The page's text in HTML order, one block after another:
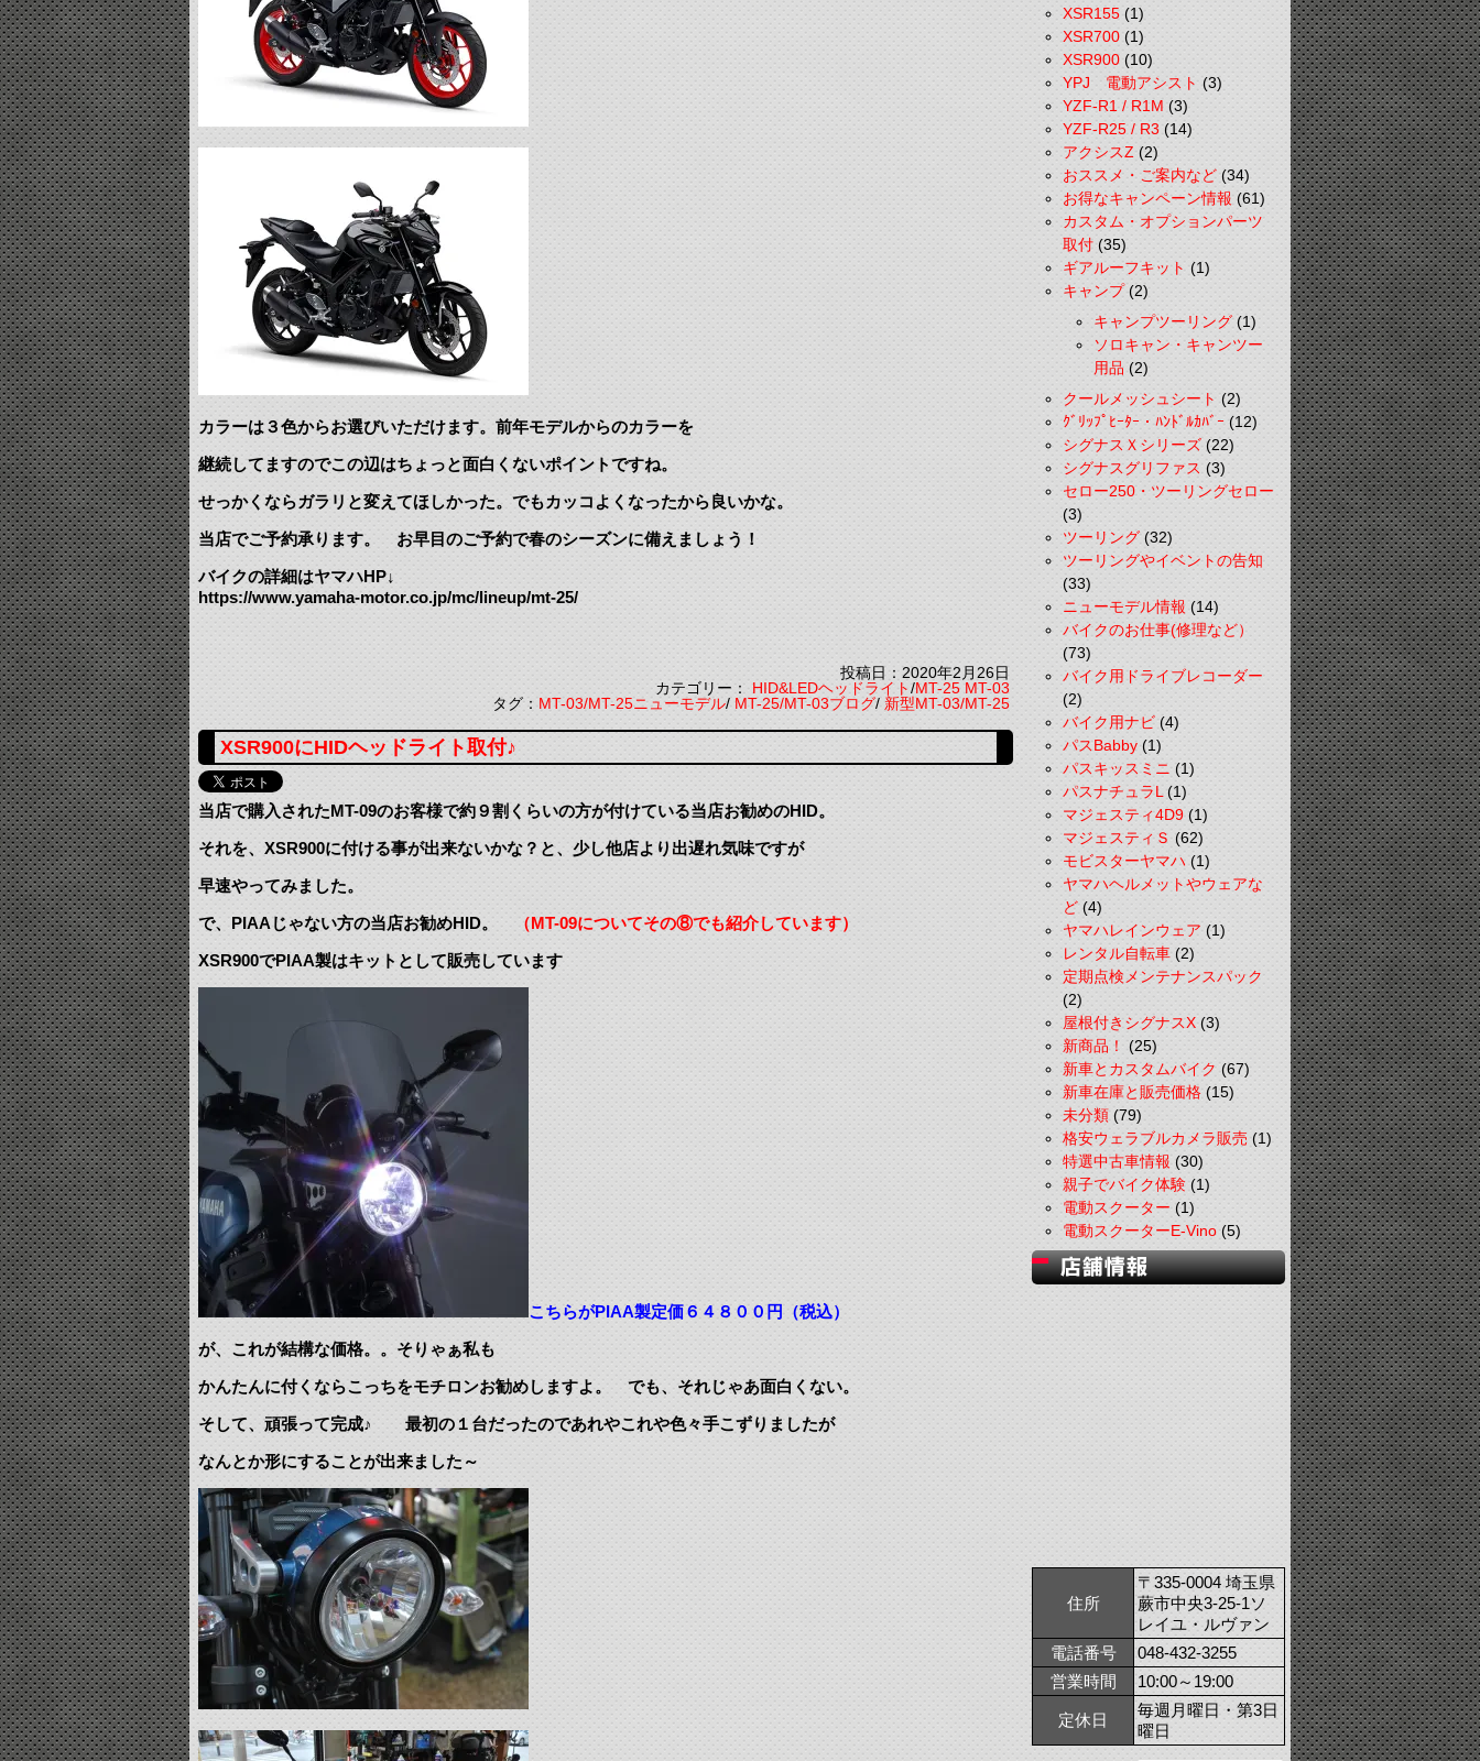
カラーは３色からお選びいただけます。前年モデルからのカラーを
継続してますのでこの辺はちょっと面白くないポイントですね。
せっかくならガラリと変えてほしかった。でもカッコよくなったから良いかな。
当店でご予約承ります。 お早目のご予約で春のシーズンに備えましょう！
バイクの詳細はヤマハHP↓
https://www.yamaha-motor.co.jp/mc/lineup/mt-25/
投稿日：2020年2月26日
カテゴリー：HID&LEDヘッドライト/MT-25 MT-03
タグ：MT-03/MT-25ニューモデル/MT-25/MT-03ブログ/新型MT-03/MT-25
XSR900にHIDヘッドライト取付♪
当店で購入されたMT-09のお客様で約９割くらいの方が付けている当店お勧めのHID。
それを、XSR900に付ける事が出来ないかな？と、少し他店より出遅れ気味ですが
早速やってみました。
で、PIAAじゃない方の当店お勧めHID。（MT-09についてその⑧でも紹介しています）
XSR900でPIAA製はキットとして販売しています
こちらがPIAA製定価６４８００円（税込）
が、これが結構な価格。。そりゃぁ私も
かんたんに付くならこっちをモチロンお勧めしますよ。 でも、それじゃあ面白くない。
そして、頑張って完成♪ 最初の１台だったのであれやこれや色々手こずりましたが
なんとか形にすることが出来ました～
XSR155(1)
XSR700(1)
XSR900(10)
YPJ 電動アシスト(3)
YZF-R1 / R1M(3)
YZF-R25 / R3(14)
アクシスZ(2)
おススメ・ご案内など(34)
お得なキャンペーン情報(61)
カスタム・オプションパーツ
取付(35)
ギアルーフキット(1)
キャンプ(2)
キャンプツーリング(1)
ソロキャン・キャンツー
用品(2)
クールメッシュシート(2)
ｸﾞﾘｯﾌﾟﾋｰﾀｰ・ﾊﾝﾄﾞﾙｶﾊﾞｰ(12)
シグナスＸシリーズ(22)
シグナスグリファス(3)
セロー250・ツーリングセロー
(3)
ツーリング(32)
ツーリングやイベントの告知
(33)
ニューモデル情報(14)
バイクのお仕事(修理など）
(73)
バイク用ドライブレコーダー
(2)
バイク用ナビ(4)
パスBabby(1)
パスキッスミニ(1)
パスナチュラL(1)
マジェスティ4D9(1)
マジェスティＳ(62)
モビスターヤマハ(1)
ヤマハヘルメットやウェアな
ど(4)
ヤマハレインウェア(1)
レンタル自転車(2)
定期点検メンテナンスパック
(2)
屋根付きシグナスX(3)
新商品！(25)
新車とカスタムバイク(67)
新車在庫と販売価格(15)
未分類(79)
格安ウェラブルカメラ販売(1)
特選中古車情報(30)
親子でバイク体験(1)
電動スクーター(1)
電動スクーターE-Vino(5)
住所
〒335-0004 埼玉県
蕨市中央3-25-1ソ
レイユ・ルヴァン
電話番号
048-432-3255
営業時間
10:00～19:00
定休日
毎週月曜日・第3日
曜日